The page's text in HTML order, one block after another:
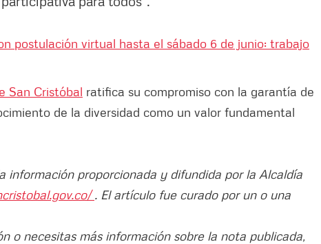
postulación virtual hasta el sábado 6 de junio: trabajo
San Cristóbal ratifica su compromiso con la garantía de
de la diversidad como un valor fundamental
información proporcionada y difundida por la Alcaldía
. El artículo fue curado por un o una
o necesitas más información sobre la nota publicada,